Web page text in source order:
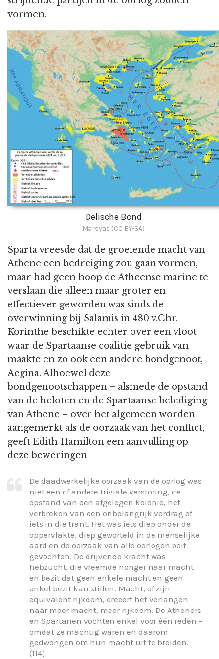
vormen.
Delische Bond
Marsyas (CC BY-SA)
Sparta vreesde dat de groeiende macht van
Athene een bedreiging zou gaan vormen,
maar had geen hoop de Atheense marine te
verslaan die alleen maar groter en
effectiever geworden was sinds de
overwinning bij Salamis in 480 v.Chr.
Korinthe beschikte echter over een vloot
waar de Spartaanse coalitie gebruik van
maakte en zo ook een andere bondgenoot,
Aegina. Alhoewel deze
bondgenootschappen – alsmede de opstand
van de heloten en de Spartaanse belediging
van Athene – over het algemeen worden
aangemerkt als de oorzaak van het conflict,
geeft Edith Hamilton een aanvulling op
deze beweringen:
De daadwerkelijke oorzaak van de oorlog was
niet een of andere triviale verstoring, de
opstand van een afgelegen kolonie, het
verbreken van een onbelangrijk verdrag of
iets in die trant. Het was iets diep onder de
oppervlakte, diep geworteld in de menselijke
aard en de oorzaak van alle oorlogen ooit
gevochten. De drijvende kracht was
hebzucht, die vreemde honger naar macht
en bezit dat geen enkele macht en geen
enkel bezit kan stillen. Macht, of zijn
equivalent rijkdom, creëert het verlangen
naar meer macht, meer rijkdom. De Atheners
en Spartanen vochten enkel voor één reden –
omdat ze machtig waren en daarom
gedwongen om hun macht uit te breiden.
(114)